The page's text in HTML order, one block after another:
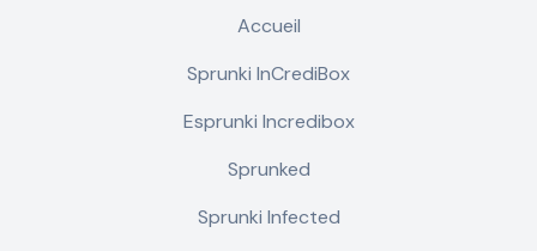
Accueil
Sprunki InCrediBox
Esprunki Incredibox
Sprunked
Sprunki Infected